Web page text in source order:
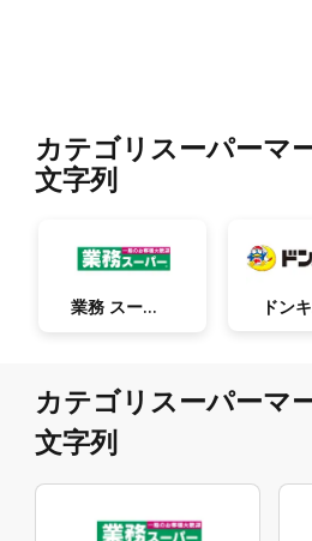
カテゴリスーパーマ
文字列
業務 スーパー ドン
カテゴリスーパーマ
文字列